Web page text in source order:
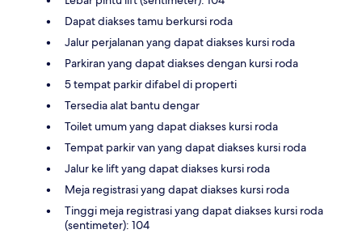
Dapat diakses tamu berkursi roda
Jalur perjalanan yang dapat diakses kursi roda
Parkiran yang dapat diakses dengan kursi roda
5 tempat parkir difabel di properti
Tersedia alat bantu dengar
Toilet umum yang dapat diakses kursi roda
Tempat parkir van yang dapat diakses kursi roda
Jalur ke lift yang dapat diakses kursi roda
Meja registrasi yang dapat diakses kursi roda
Tinggi meja registrasi yang dapat diakses kursi roda
(sentimeter): 104